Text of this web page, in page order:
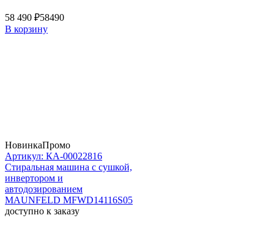
58 490 ₽58490
В корзину
НовинкаПромо
Артикул: КА-00022816
Стиральная машина c сушкой,
инвертором и
автодозированием
MAUNFELD MFWD14116S05
доступно к заказу